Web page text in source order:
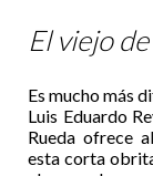
El viejo
Es mucho más
Luis Eduardo
Rueda ofrece
esta corta